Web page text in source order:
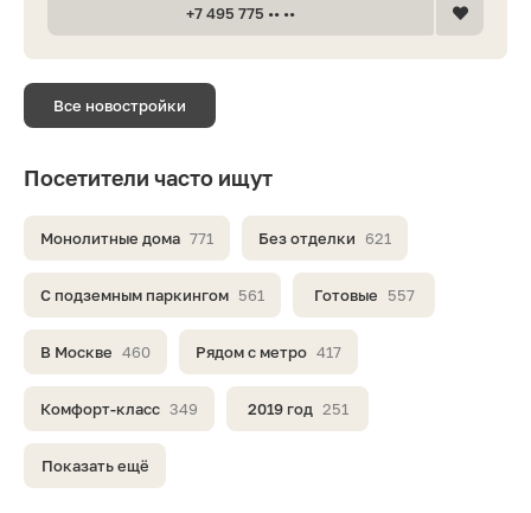
+7 495 775 •• ••
Все новостройки
Посетители часто ищут
Монолитные дома 771 Без отделки 621
С подземным паркингом 561 Готовые 557
В Москве 460 Рядом с метро 417
Комфорт-класс 349 2019 год 251
Показать ещё